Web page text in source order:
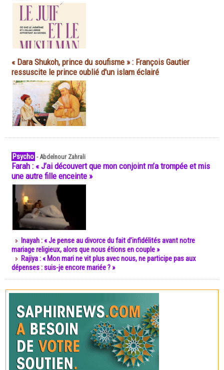
« Dara Shukoh, prince du soufisme » : François Gautier
ressuscite le prince oublié d'un islam éclairé
Psycho -Abdelnour Zahrali
Farah : « J’ai découvert que mon conjoint m’a trompée et mis
une autre fille enceinte »
Inayah : « Je pense au divorce du fait d’infidélités avant notre
mariage religieux, alors que nous étions en couple »
Rajiya : « Mon mari ne vit plus avec nous, ne participe pas aux
dépenses : suis-je encore mariée ? »